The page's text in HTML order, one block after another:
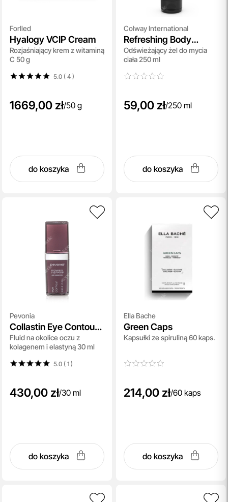
Forlled
Hyalogy VCIP Cream
Rozjaśniający krem z witaminą
C 50 g
5.0 ( 4)
1669,00 zł/50 g
do koszyka
Colway International
Refreshing Body
Shower Gel
Odświeżający żel do mycia
ciała 250 ml
59,00 zł/250 ml
do koszyka
Pevonia
Collastin Eye Contour
Power Repair
Fluid na okolice oczu z
kolagenem i elastyną 30 ml
5.0 ( 1)
430,00 zł/30 ml
do koszyka
Ella Bache
Green Caps
Kapsułki ze spiruliną 60 kaps.
214,00 zł/60 kaps
do koszyka